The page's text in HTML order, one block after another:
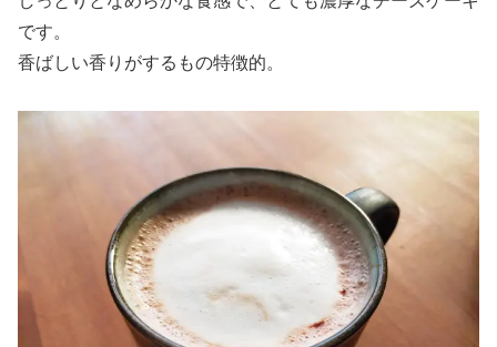
です。
香ばしい香りがするもの特徴的。